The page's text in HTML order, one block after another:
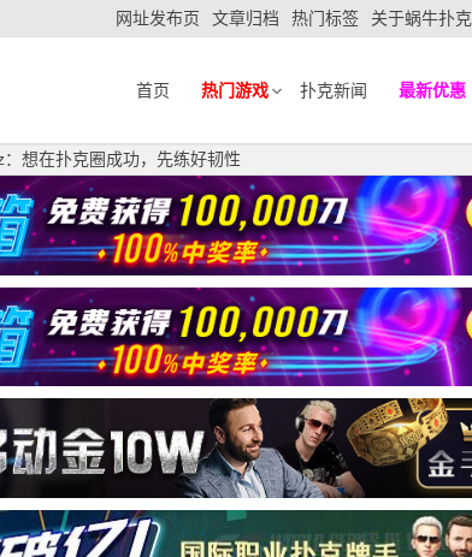
网址发布页 文章归档 热门标签 关于蜗牛扑克
首页 热门游戏 扑克新闻 最新优惠
想在扑克圈成功，先练好韧性